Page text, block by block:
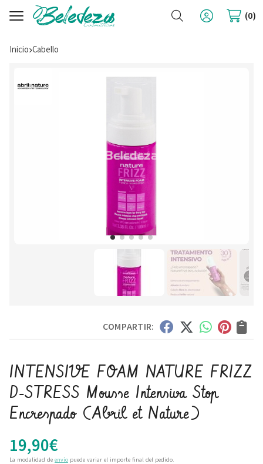
Buscar 0
Inicio cabello
COMPARTIR:
INTENSIVE FOAM NATURE FRIZZ
D-STRESS Mousse Intensiva Stop
Encrespado (Abril et Nature)
19,90€
La modalidad de envío puede variar el importe final del pedido.